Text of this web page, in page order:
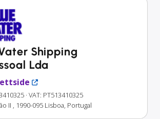
Shipping
Lda
· VAT: PT513410325
II , 1990-095 Lisboa, Portugal